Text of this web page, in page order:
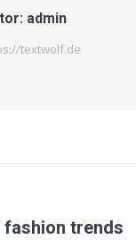
admin
textwolf.de
fashion trends